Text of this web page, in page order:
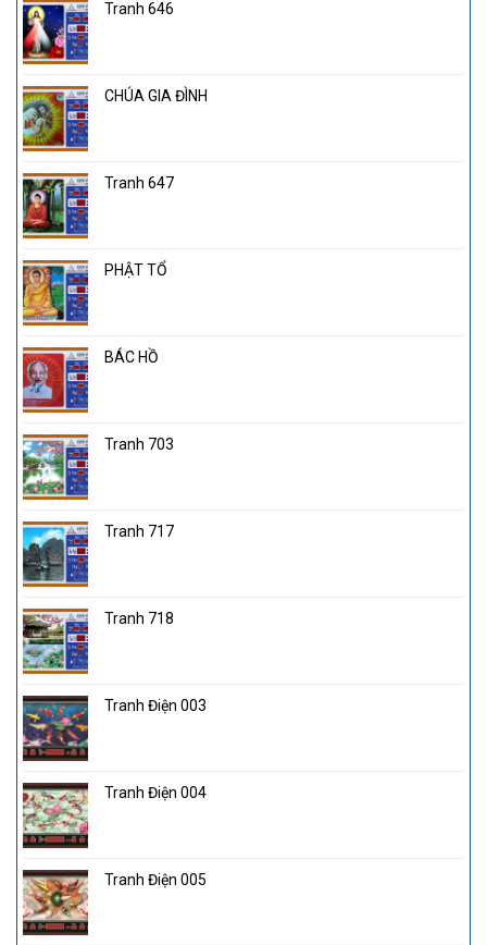
Tranh 646
CHÚA GIA ĐÌNH
Tranh 647
PHẬT TỔ
BÁC HỒ
Tranh 703
Tranh 717
Tranh 718
Tranh Điện 003
Tranh Điện 004
Tranh Điện 005